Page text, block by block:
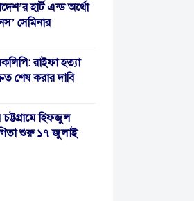
হার্ট এন্ড অর্থো
সেমিনার
রাইফা হত্যা
শেষ করার দাবি
হিফজুল
শুরু ১৭ জুলাই